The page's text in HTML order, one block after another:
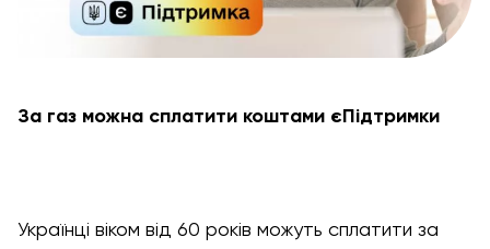
За газ можна сплатити коштами єПідтримки
Українці віком від 60 років можуть сплатити за